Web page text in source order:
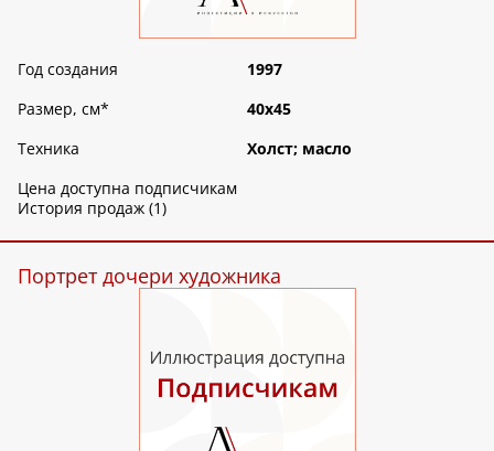
Год создания
1997
Размер, см*
40х45
Техника
Холст; масло
Цена доступна подписчикам
История продаж (1)
Портрет дочери художника